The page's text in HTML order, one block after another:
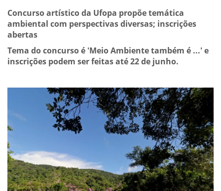
Concurso artístico da Ufopa propõe temática
ambiental com perspectivas diversas; inscrições
abertas
Tema do concurso é 'Meio Ambiente também é ...' e
inscrições podem ser feitas até 22 de junho.